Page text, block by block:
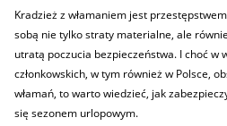
Kradzież z włamaniem jest
sobą nie tylko straty materialne, ale
utratą poczucia bezpieczeństwa. I choć w
członkowskich, w tym również w Polsce,
włamań, to warto wiedzieć, jak
się sezonem urlopowym.